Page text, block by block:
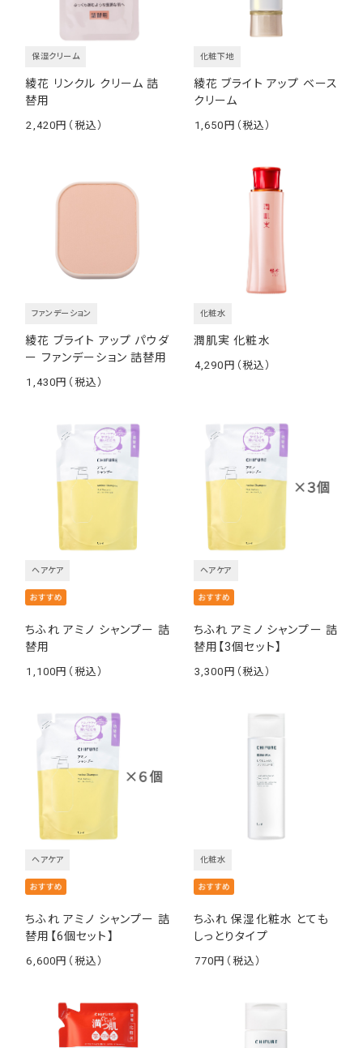
綾花 リンクル クリーム 詰
替用
保湿クリーム
2,420
綾花 ブライト アップ ベース
クリーム
化粧下地
1,650
綾花 ブライト アップ パウダ
ー ファンデーション 詰替用
ファンデーション
1,430
潤肌実 化粧水
化粧水
4,290
ちふれ アミノ シャンプー 詰
替用
ヘアケア
1,100
ちふれ アミノ シャンプー 詰
替用【3個セット】
ヘアケア
3,300
ちふれ アミノ シャンプー 詰
替用【6個セット】
ヘアケア
6,600
ちふれ 保湿化粧水 とても
しっとりタイプ
化粧水
770